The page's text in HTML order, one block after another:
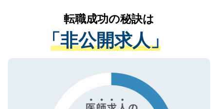
は、個人情報の取り扱いについての厳密な
管理基準を満たした事業者のみに付与され
る、プライバシーマークを取得済みです。
で、機密保持に関してもご安心ください。
かがいして、現在の医療機関の状況や紹介
経験をまじえながら、適切なアドバイスを
させていただきます。すぐにご転職をされ
ない方には、長期的なサポートが可能です
ので、まずはご登録ください。
転職成功の秘訣は
「非公開求人」